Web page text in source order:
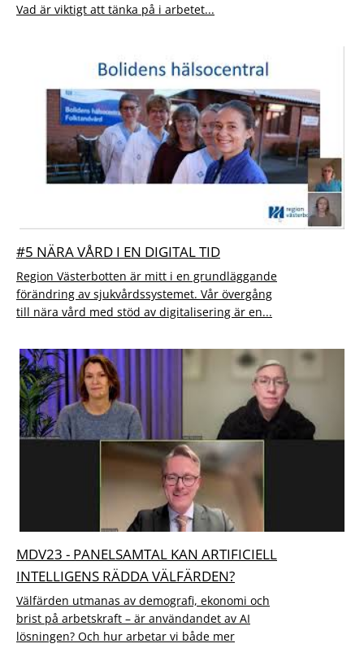
Vad är viktigt att tänka på i arbetet...
#5 NÄRA VÅRD I EN DIGITAL TID
Region Västerbotten är mitt i en grundläggande
förändring av sjukvårdssystemet. Vår övergång
till nära vård med stöd av digitalisering är en...
MDV23 - PANELSAMTAL KAN ARTIFICIELL
INTELLIGENS RÄDDA VÄLFÄRDEN?
Välfärden utmanas av demografi, ekonomi och
brist på arbetskraft – är användandet av AI
lösningen? Och hur arbetar vi både mer